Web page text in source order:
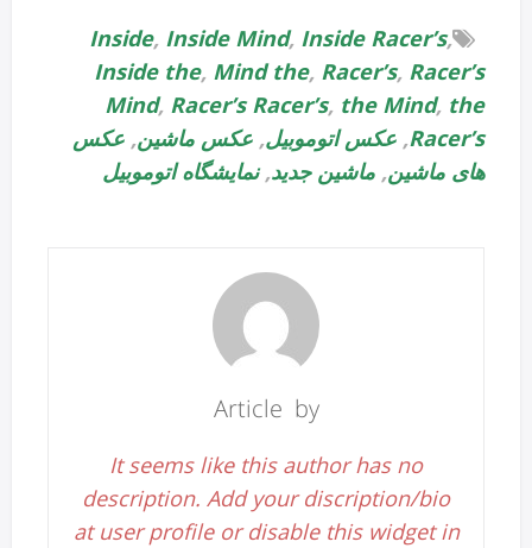
Inside, Inside Mind, Inside Racer’s,
Inside the, Mind the, Racer’s, Racer’s
Mind, Racer’s Racer’s, the Mind, the
Racer’s
, عکس اتوموبیل, عکس ماشین, عکس
های ماشین, ماشین جدید,نمایشگاه اتوموبیل
Article by
It seems like this author has no
description. Add your discription/bio
at user profile or disable this widget in